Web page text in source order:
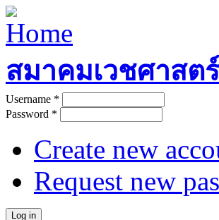
Skip to main content
สมาคมเวชศาสต
User login
Username *
Password *
Create new
Request new